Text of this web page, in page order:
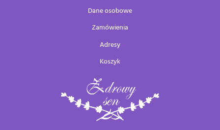
Dane osobowe
Zamówienia
Adresy
Koszyk